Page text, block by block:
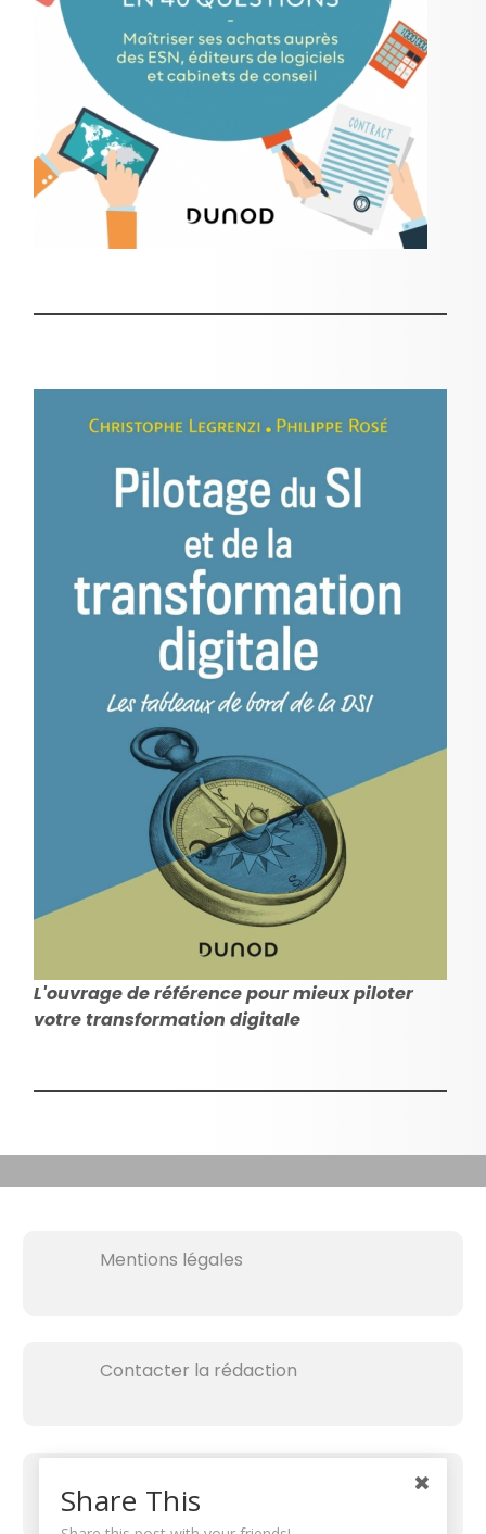
L'ouvrage de référence pour mieux piloter
votre transformation digitale
Mentions légales
Contacter la rédaction
Share This